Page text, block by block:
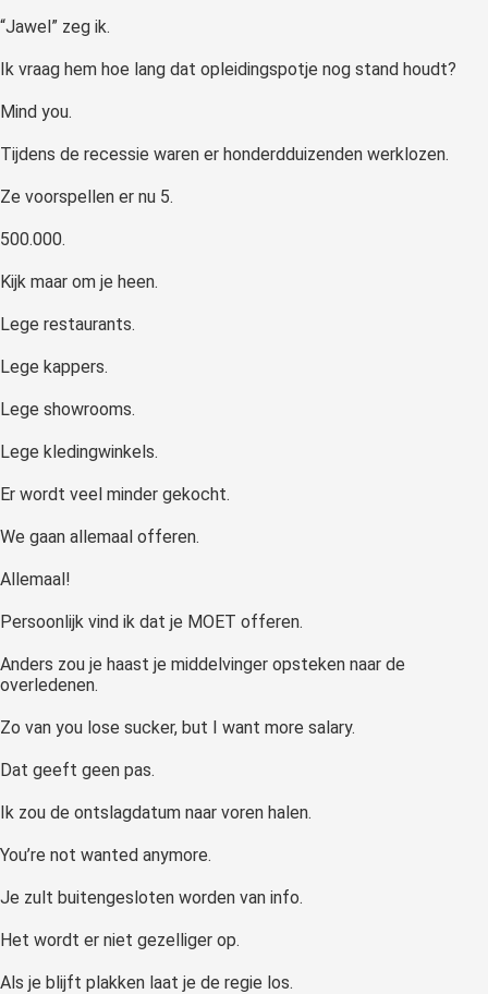
“Jawel” zeg ik.
Ik vraag hem hoe lang dat opleidingspotje nog stand houdt?
Mind you.
Tijdens de recessie waren er honderdduizenden werklozen.
Ze voorspellen er nu 5.
500.000.
Kijk maar om je heen.
Lege restaurants.
Lege kappers.
Lege showrooms.
Lege kledingwinkels.
Er wordt veel minder gekocht.
We gaan allemaal offeren.
Allemaal!
Persoonlijk vind ik dat je MOET offeren.
Anders zou je haast je middelvinger opsteken naar de
overledenen.
Zo van you lose sucker, but I want more salary.
Dat geeft geen pas.
Ik zou de ontslagdatum naar voren halen.
You’re not wanted anymore.
Je zult buitengesloten worden van info.
Het wordt er niet gezelliger op.
Als je blijft plakken laat je de regie los.